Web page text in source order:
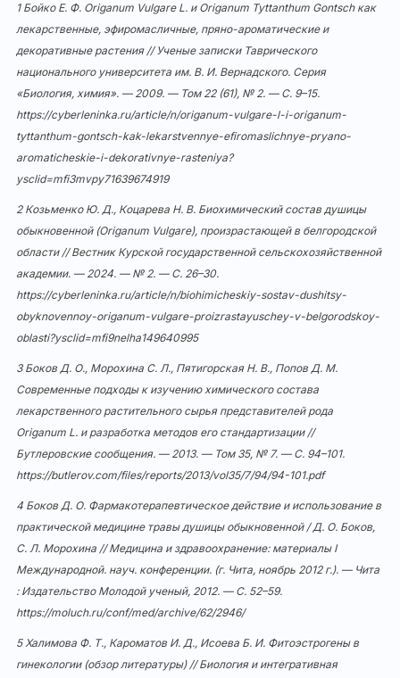
1 Бойко Е. Ф. Origanum Vulgare L. и Origanum Tyttanthum Gontsch как
лекарственные, эфиромасличные, пряно-ароматические и
декоративные растения // Ученые записки Таврического
национального университета им. В. И. Вернадского. Серия
«Биология, химия». — 2009. — Том 22 (61), № 2. — С. 9–15.
https://cyberleninka.ru/article/n/origanum-vulgare-l-i-origanum-
tyttanthum-gontsch-kak-lekarstvennye-efiromaslichnye-pryano-
aromaticheskie-i-dekorativnye-rasteniya?
ysclid=mfi3mvpy71639674919
2 Козьменко Ю. Д., Коцарева Н. В. Биохимический состав душицы
обыкновенной (Origanum Vulgare), произрастающей в белгородской
области // Вестник Курской государственной сельскохозяйственной
академии. — 2024. — № 2. — С. 26–30.
https://cyberleninka.ru/article/n/biohimicheskiy-sostav-dushitsy-
obyknovennoy-origanum-vulgare-proizrastayuschey-v-belgorodskoy-
oblasti?ysclid=mfi9nelha149640995
3 Боков Д. О., Морохина С. Л., Пятигорская Н. В., Попов Д. М.
Современные подходы к изучению химического состава
лекарственного растительного сырья представителей рода
Origanum L. и разработка методов его стандартизации //
Бутлеровские сообщения. — 2013. — Том 35, № 7. — С. 94–101.
https://butlerov.com/files/reports/2013/vol35/7/94/94-101.pdf
4 Боков Д. О. Фармакотерапевтическое действие и использование в
практической медицине травы душицы обыкновенной / Д. О. Боков,
С. Л. Морохина // Медицина и здравоохранение: материалы I
Международной. науч. конференции. (г. Чита, ноябрь 2012 г.). — Чита
: Издательство Молодой ученый, 2012. — С. 52–59.
https://moluch.ru/conf/med/archive/62/2946/
5 Халимова Ф. Т., Кароматов И. Д., Исоева Б. И. Фитоэстрогены в
гинекологии (обзор литературы) // Биология и интегративная